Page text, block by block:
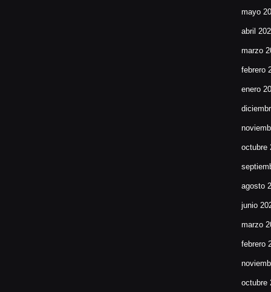
mayo
abril
marzo
febrero
enero
octubre
agosto
junio
marzo
febrero
octubre